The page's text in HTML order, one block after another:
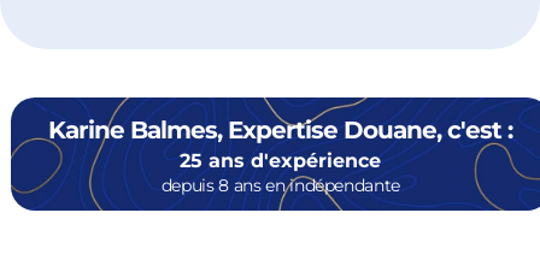
Karine Balmes, Expertise Douane, c'est :
25 ans d'expérience
depuis 8 ans en indépendante